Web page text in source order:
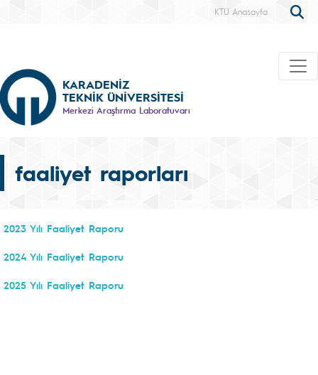
KTÜ Anasayfa
KARADENİZ
TEKNİK ÜNİVERSİTESİ
Merkezi Araştırma Laboratuvarı
faaliyet raporları
2023 Yılı Faaliyet Raporu
2024 Yılı Faaliyet Raporu
2025 Yılı Faaliyet Raporu